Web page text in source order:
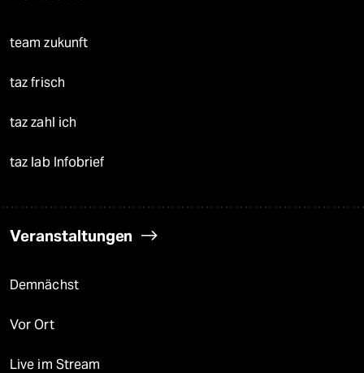
team zukunft
taz frisch
taz zahl ich
taz lab Infobrief
Veranstaltungen
Demnächst
Vor Ort
Live im Stream